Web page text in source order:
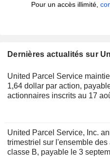
Pour un accès illimité,
Dernières actualités sur
United Parcel Service
1,64 dollar par action,
actionnaires inscrits au 17
United Parcel Service, Inc.
trimestriel sur l'ensemble
classe B, payable le 3